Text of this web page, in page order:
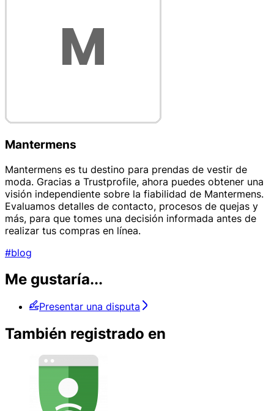
Mantermens
Mantermens es tu destino para prendas de vestir de
moda. Gracias a Trustprofile, ahora puedes obtener una
visión independiente sobre la fiabilidad de Mantermens.
Evaluamos detalles de contacto, procesos de quejas y
más, para que tomes una decisión informada antes de
realizar tus compras en línea.
#blog
Me gustaría...
Presentar una disputa
También registrado en